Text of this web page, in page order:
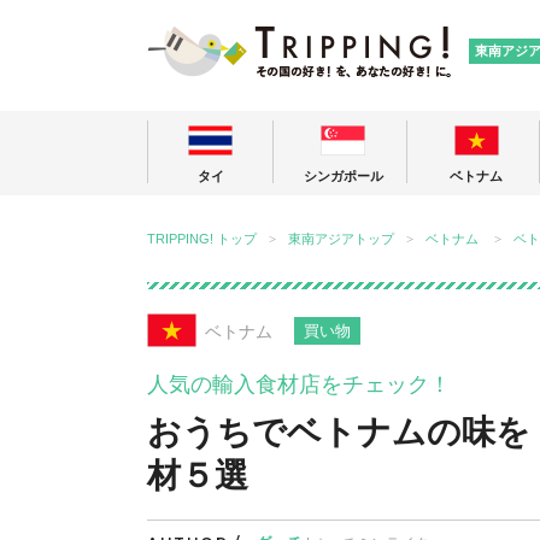
東南アジア
タイ シンガポール ベトナム
TRIPPING! トップ 東南アジアトップ ベトナム ベ
ベトナム 買い物
人気の輸入食材店をチェック！
おうちでベトナムの味
材５選